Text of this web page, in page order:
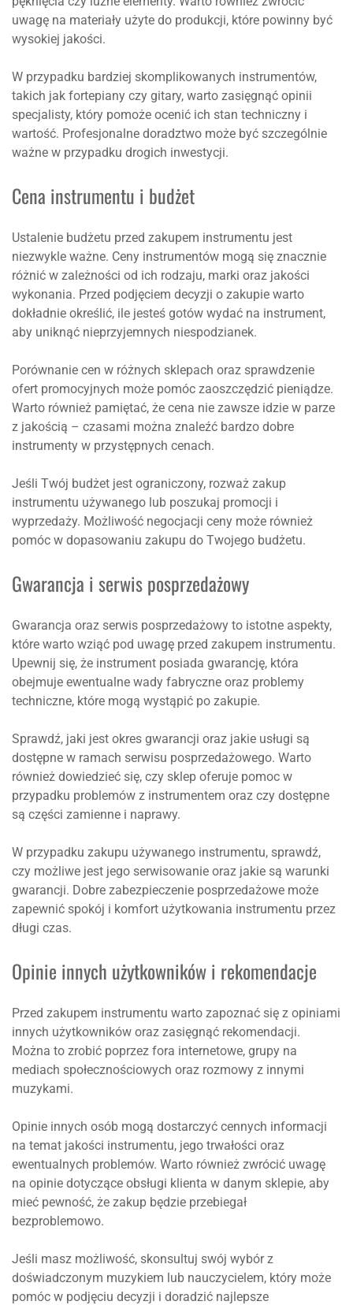
uwagę na materiały użyte do produkcji, które powinny być
wysokiej jakości.
W przypadku bardziej skomplikowanych instrumentów,
takich jak fortepiany czy gitary, warto zasięgnąć opinii
specjalisty, który pomoże ocenić ich stan techniczny i
wartość. Profesjonalne doradztwo może być szczególnie
ważne w przypadku drogich inwestycji.
Cena instrumentu i budżet
Ustalenie budżetu przed zakupem instrumentu jest
niezwykle ważne. Ceny instrumentów mogą się znacznie
różnić w zależności od ich rodzaju, marki oraz jakości
wykonania. Przed podjęciem decyzji o zakupie warto
dokładnie określić, ile jesteś gotów wydać na instrument,
aby uniknąć nieprzyjemnych niespodzianek.
Porównanie cen w różnych sklepach oraz sprawdzenie
ofert promocyjnych może pomóc zaoszczędzić pieniądze.
Warto również pamiętać, że cena nie zawsze idzie w parze
z jakością – czasami można znaleźć bardzo dobre
instrumenty w przystępnych cenach.
Jeśli Twój budżet jest ograniczony, rozważ zakup
instrumentu używanego lub poszukaj promocji i
wyprzedaży. Możliwość negocjacji ceny może również
pomóc w dopasowaniu zakupu do Twojego budżetu.
Gwarancja i serwis posprzedażowy
Gwarancja oraz serwis posprzedażowy to istotne aspekty,
które warto wziąć pod uwagę przed zakupem instrumentu.
Upewnij się, że instrument posiada gwarancję, która
obejmuje ewentualne wady fabryczne oraz problemy
techniczne, które mogą wystąpić po zakupie.
Sprawdź, jaki jest okres gwarancji oraz jakie usługi są
dostępne w ramach serwisu posprzedażowego. Warto
również dowiedzieć się, czy sklep oferuje pomoc w
przypadku problemów z instrumentem oraz czy dostępne
są części zamienne i naprawy.
W przypadku zakupu używanego instrumentu, sprawdź,
czy możliwe jest jego serwisowanie oraz jakie są warunki
gwarancji. Dobre zabezpieczenie posprzedażowe może
zapewnić spokój i komfort użytkowania instrumentu przez
długi czas.
Opinie innych użytkowników i rekomendacje
Przed zakupem instrumentu warto zapoznać się z opiniami
innych użytkowników oraz zasięgnąć rekomendacji.
Można to zrobić poprzez fora internetowe, grupy na
mediach społecznościowych oraz rozmowy z innymi
muzykami.
Opinie innych osób mogą dostarczyć cennych informacji
na temat jakości instrumentu, jego trwałości oraz
ewentualnych problemów. Warto również zwrócić uwagę
na opinie dotyczące obsługi klienta w danym sklepie, aby
mieć pewność, że zakup będzie przebiegał
bezproblemowo.
Jeśli masz możliwość, skonsultuj swój wybór z
doświadczonym muzykiem lub nauczycielem, który może
pomóc w podjęciu decyzji i doradzić najlepsze